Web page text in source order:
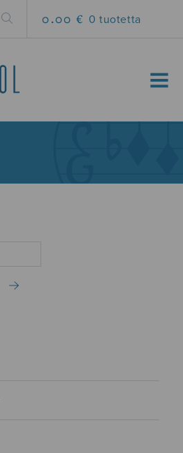
0.00 € 0 tuotetta
MENU